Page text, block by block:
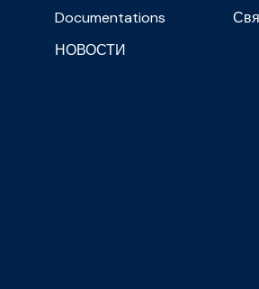
Documentations
НОВОСТИ